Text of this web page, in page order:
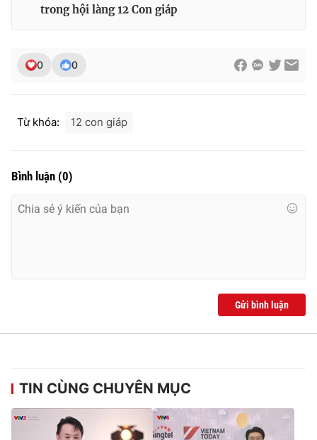
trong hội làng 12 Con giáp
0 0
Từ khóa: 12 con giáp
Bình luận (0)
Gửi bình luận
TIN CÙNG CHUYÊN MỤC